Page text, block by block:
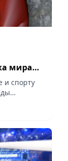
мира
и спорту
Назым
по